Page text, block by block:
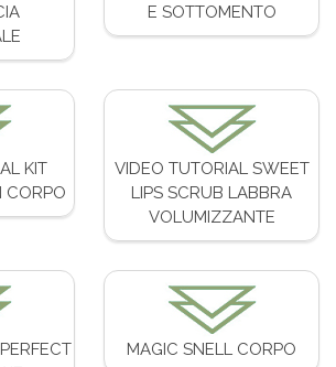
E SOTTOMENTO
KIT
CORPO
VIDEO TUTORIAL SWEET
LIPS SCRUB LABBRA
VOLUMIZZANTE
MAGIC SNELL CORPO